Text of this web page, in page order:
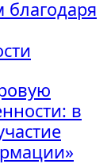
благодаря
в